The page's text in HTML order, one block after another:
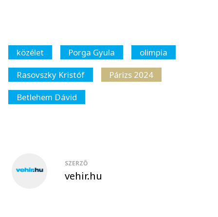
közélet Porga Gyula
olimpia
Rasovszky Kristóf
Párizs 2024
Betlehem Dávid
SZERZŐ
vehir.hu